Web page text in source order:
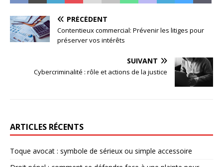
PRÉCÉDENT
Contentieux commercial: Prévenir les litiges pour
préserver vos intérêts
SUIVANT
Cybercriminalité : rôle et actions de la justice
ARTICLES RÉCENTS
Toque avocat : symbole de sérieux ou simple accessoire